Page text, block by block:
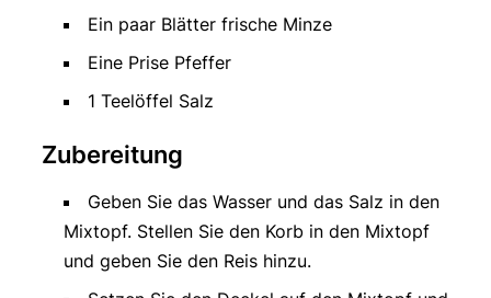
Ein paar Blätter frische Minze
Eine Prise Pfeffer
1 Teelöffel Salz
Zubereitung
Geben Sie das Wasser und das Salz in den
Mixtopf. Stellen Sie den Korb in den Mixtopf
und geben Sie den Reis hinzu.